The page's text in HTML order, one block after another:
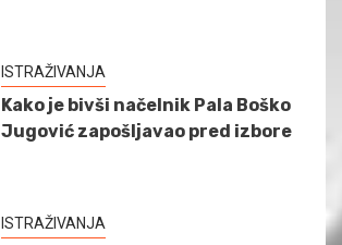
ISTRAŽIVANJA
Kako je bivši načelnik Pala Boško
Jugović zapošljavao pred izbore
ISTRAŽIVANJA